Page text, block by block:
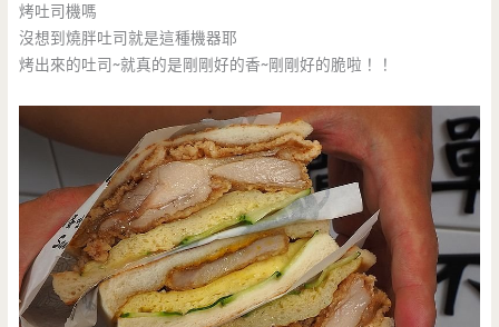
烤吐司機嗎
沒想到燒胖吐司就是這種機器耶
烤出來的吐司~就真的是剛剛好的香~剛剛好的脆啦！！